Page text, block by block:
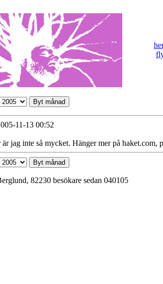
11-13 00:52
jag inte så mycket. Hänger mer på haket.com,
82230 besökare sedan 040105